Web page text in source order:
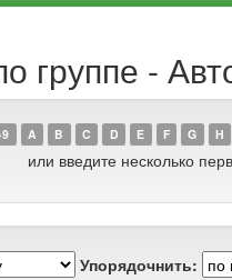
группе -
A B C D E F G H
или введите несколько
Упорядочнить: